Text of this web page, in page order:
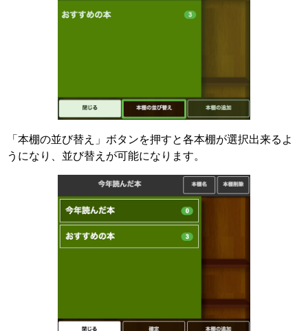
「本棚の並び替え」ボタンを押すと各本棚が選択出来るよ
うになり、並び替えが可能になります。